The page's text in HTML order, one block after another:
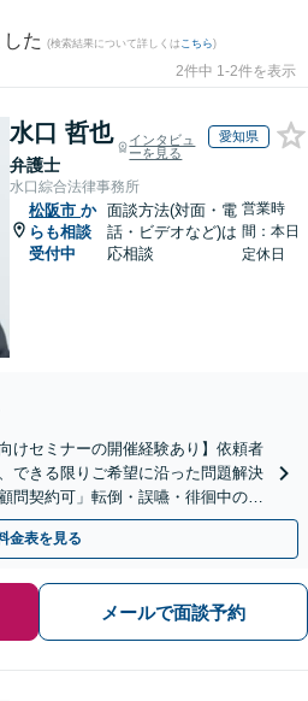
た (検索結果について詳しくは こちら)
2件中 1-2件を表示
水口 哲也
弁護士
インタビュ
ーを見る
愛知県
水口綜合法律事務所
松阪市 か
らも相談
受付中
面談方法(対面・電
話・ビデオなど)は
応相談
営業時
間：本日
定休日
けセミナーの開催経験あり】依頼者
できる限りご希望に沿った問題解決
問契約可」転倒・誤嚥・徘徊中の事
【休日・夜間相談可】
金表を見る
メールで面談予約